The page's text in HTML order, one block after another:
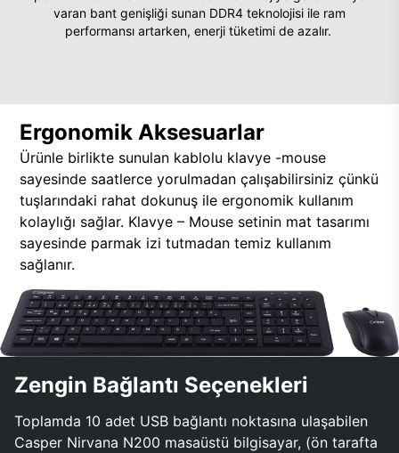
varan bant genişliği sunan DDR4 teknolojisi ile ram
performansı artarken, enerji tüketimi de azalır.
Ergonomik Aksesuarlar
Ürünle birlikte sunulan kablolu klavye -mouse
sayesinde saatlerce yorulmadan çalışabilirsiniz çünkü
tuşlarındaki rahat dokunuş ile ergonomik kullanım
kolaylığı sağlar. Klavye – Mouse setinin mat tasarımı
sayesinde parmak izi tutmadan temiz kullanım
sağlanır.
Zengin Bağlantı Seçenekleri
Toplamda 10 adet USB bağlantı noktasına ulaşabilen
Casper Nirvana N200 masaüstü bilgisayar, (ön tarafta